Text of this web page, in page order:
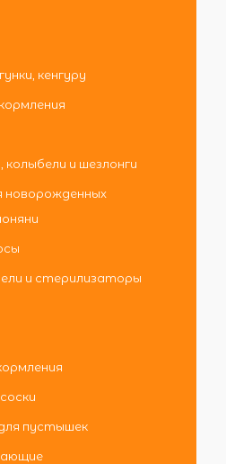
кенгуру
и шезлонги
новорожденных
и стерилизаторы
пустышек